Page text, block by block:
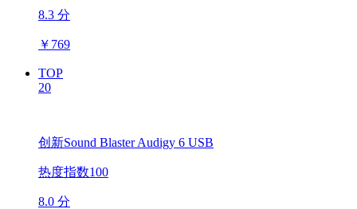
8.3 分
￥ 769
TOP
20
创新Sound Blaster Audigy 6 USB
热度指数100
8.0 分